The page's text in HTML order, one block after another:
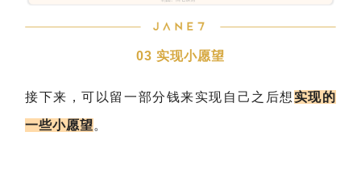
03 实现小愿望
接下来，可以留一部分钱来实现自己之后想实现的
一些小愿望。